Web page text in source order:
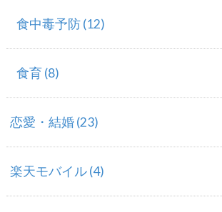
食中毒予防(12)
食育(8)
恋愛・結婚(23)
楽天モバイル(4)